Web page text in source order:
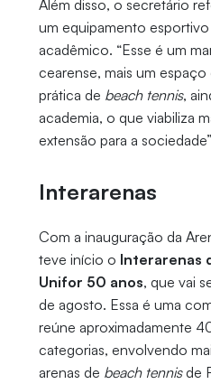
Além disso, o secretário
um equipamento
acadêmico. “Esse é um
cearense, mais um
prática de beach tennis,
academia, o que viabiliza
extensão para a
Interarenas
Com a inauguração da
teve início o Interarenas
Unifor 50 anos, que vai
de agosto. Essa é uma
reúne aproximadamente
categorias, envolvendo
arenas de beach tennisde